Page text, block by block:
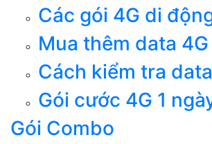
Các gói 4G di
Mua thêm data 4G
Cách kiểm tra
Gói cước 4G 1
Gói Combo